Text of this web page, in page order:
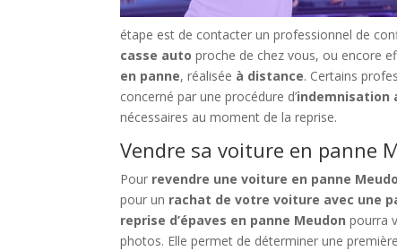
étape est de contacter un professionnel de
casse auto proche de chez vous, ou encore
en panne, réalisée à distance. Certains
concerné par une procédure d’indemnisation
nécessaires au moment de la reprise.
Vendre sa voiture en panne
Pour revendre une voiture en panne
pour un rachat de votre voiture avec une
reprise d’épaves en panne Meudon pourra
photos. Elle permet de déterminer une